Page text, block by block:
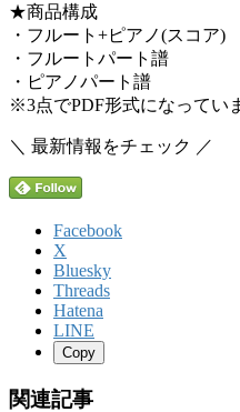
★商品構成
・フルート+ピアノ(スコア)
・フルートパート譜
・ピアノパート譜
※3点でPDF形式になってい
＼ 最新情報をチェック ／
Facebook
X
Bluesky
Threads
Hatena
LINE
Copy
関連記事